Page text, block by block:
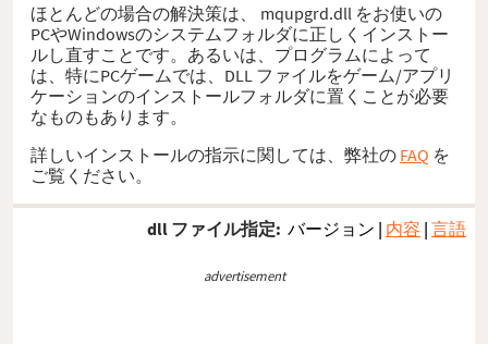
ほとんどの場合の解決策は、 mqupgrd.dll をお使いの
PCやWindowsのシステムフォルダに正しくインストー
ルし直すことです。あるいは、プログラムによって
は、特にPCゲームでは、DLL ファイルをゲーム/アプリ
ケーションのインストールフォルダに置くことが必要
なものもあります。
詳しいインストールの指示に関しては、弊社の FAQ を
ご覧ください。
dll ファイル指定: バージョン | 内容 | 言語
advertisement